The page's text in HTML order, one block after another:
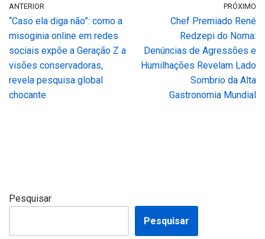
ANTERIOR
“Caso ela diga não”: como a
misoginia online em redes
sociais expõe a Geração Z a
visões conservadoras,
revela pesquisa global
chocante
PRÓXIMO
Chef Premiado René
Redzepi do Noma:
Denúncias de Agressões e
Humilhações Revelam Lado
Sombrio da Alta
Gastronomia Mundial
Pesquisar
Pesquisar